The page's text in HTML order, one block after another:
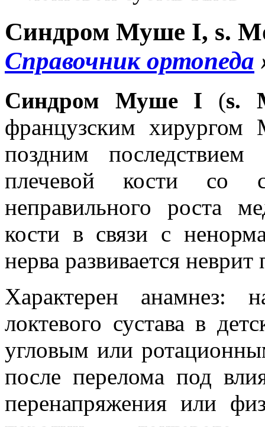
Синдром Муше I, s.
Справочник ортопеда
Синдром Муше I (s.
французским хирургом
поздним последствием
плечевой кости со
неправильного роста
кости в связи с
нерва развивается неврит
Характерен анамнез:
локтевого сустава в
угловым или
после перелома под
перенапряжения или